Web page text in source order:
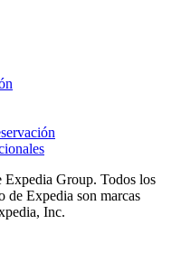
Group. Todos los
de Expedia son marcas
Inc.